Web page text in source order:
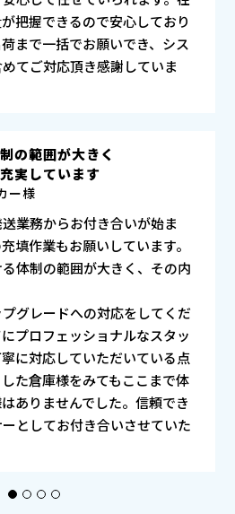
把握できるので安心しており
まで一括でお願いでき、シス
てご対応頂き感謝していま
の範囲が大きく
実しています
ー様
業務からお付き合いが始ま
填作業もお願いしています。
体制の範囲が大きく、その内
グレードへの対応をしてくだ
プロフェッショナルなスタッ
に対応していただいている点
た倉庫様をみてもここまで体
ありませんでした。信頼でき
としてお付き合いさせていた
1 2 3 4